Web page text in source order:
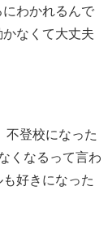
わかれるんで
なくて大丈夫
不登校になった
くなるって言わ
好きになった